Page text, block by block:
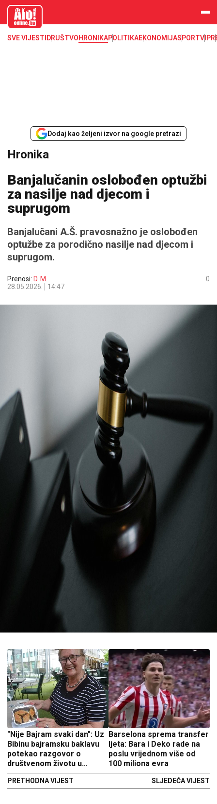
aloonline.b
SVE VIJESTI DRUŠTVOHRONIKAPOLITIKAEKONOMIJASPORTVIP
Dodaj kao željeni izvor na google pretrazi
Hronika
Banjalučanin oslobođen optužbi
za nasilje nad djecom i
suprugom
Banjalučani A.Š. pravosnažno je oslobođen
optužbe za porodično nasilje nad djecom i
suprugom.
Prenosi: D. M.
28.05.2026.
14:47
0
"Nije Bajram svaki dan": Uz
Bibinu bajramsku baklavu
potekao razgovor o
društvenom životu u
Lipovači
PRETHODNA VIJEST
Barselona sprema transfer
ljeta: Bara i Deko rade na
poslu vrijednom više od
100 miliona evra
SLJEDEĆA VIJEST